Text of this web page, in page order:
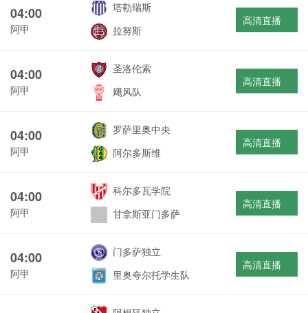
04:00
阿甲
塔勒瑞斯
拉努斯
高清直播
04:00
阿甲
圣洛伦索
飓风队
高清直播
04:00
阿甲
罗萨里奥中央
阿尔多斯维
高清直播
04:00
阿甲
科尔多瓦学院
甘拿斯亚门多萨
高清直播
04:00
阿甲
门多萨独立
里奥夸尔托学生队
高清直播